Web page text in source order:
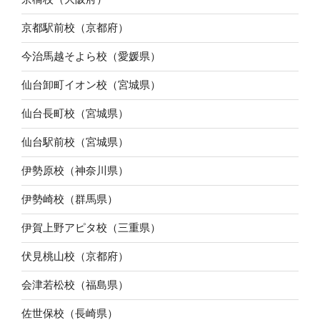
京都駅前校（京都府）
今治馬越そよら校（愛媛県）
仙台卸町イオン校（宮城県）
仙台長町校（宮城県）
仙台駅前校（宮城県）
伊勢原校（神奈川県）
伊勢崎校（群馬県）
伊賀上野アピタ校（三重県）
伏見桃山校（京都府）
会津若松校（福島県）
佐世保校（長崎県）